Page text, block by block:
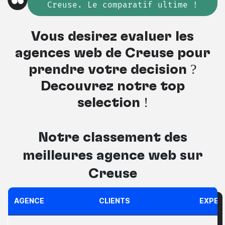
Creuse. Le comparatif ultime !
Vous désirez évaluer les
agences web de Creuse pour
prendre votre décision ?
Découvrez notre top
sélection !
Notre classement des
meilleures agence web sur
Creuse
AGENCE CLIENTS